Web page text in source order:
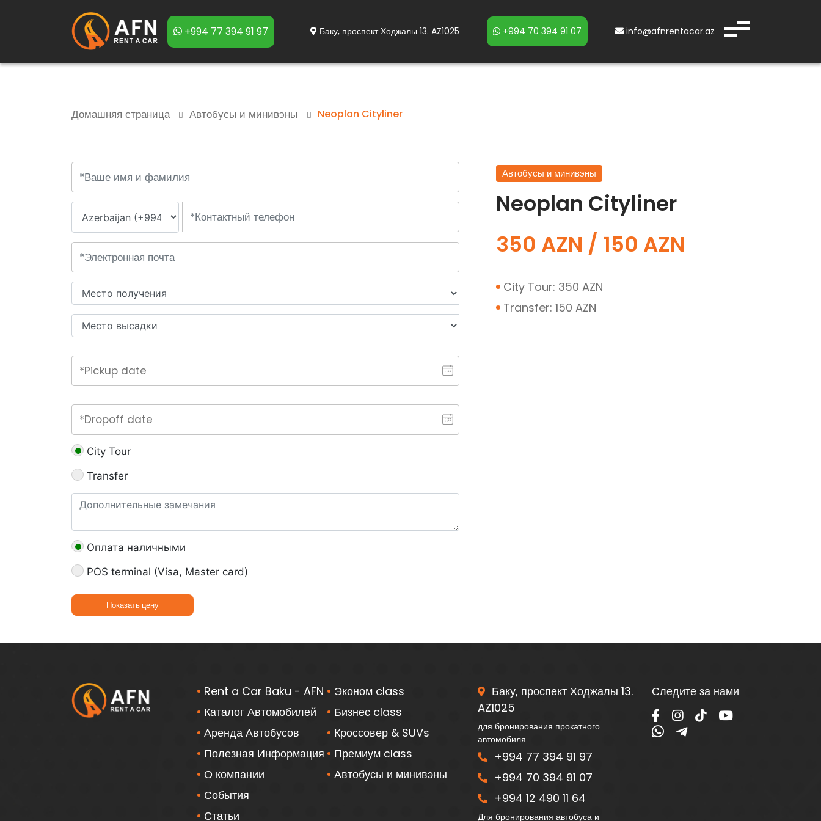
+994 77 394 91 97 Баку, проспект Ходжалы 13. AZ1025 +994 70 394 91 07 info@afnrentacar.az
Домашняя страница Автобусы и минивэны Neoplan Cityliner
City Tour
Transfer
Оплата наличными
POS terminal (Visa, Master card)
Показать цену
Автобусы и минивэны
Neoplan Cityliner
350 AZN / 150 AZN
City Tour: 350 AZN
Transfer: 150 AZN
Rent a Car Baku - AFN
Каталог Автомобилей
Аренда Автобусов
Полезная Информация
О компании
События
Статьи
Эконом class
Бизнес class
Кроссовер & SUVs
Премиум class
Автобусы и минивэны
Баку, проспект Ходжалы 13.
AZ1025
для бронирования прокатного
автомобиля
+994 77 394 91 97
+994 70 394 91 07
+994 12 490 11 64
Для бронирования автобуса и
Следите за нами